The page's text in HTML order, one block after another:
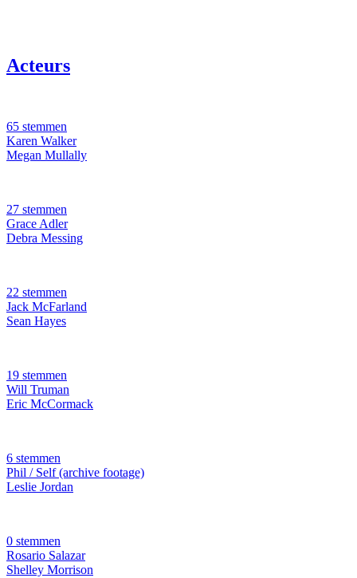
Acteurs
65 stemmen
Karen Walker
Megan Mullally
27 stemmen
Grace Adler
Debra Messing
22 stemmen
Jack McFarland
Sean Hayes
19 stemmen
Will Truman
Eric McCormack
6 stemmen
Phil / Self (archive footage)
Leslie Jordan
0 stemmen
Rosario Salazar
Shelley Morrison